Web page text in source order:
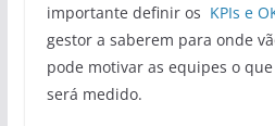
importante definir os KPIs e
gestor a saberem para onde
pode motivar as equipes o
será medido.